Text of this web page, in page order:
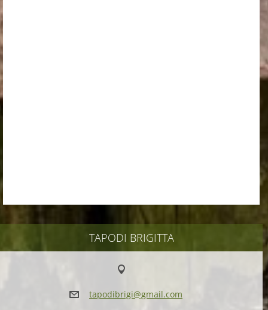
TAPODI BRIGITTA
tapodibrigi@gmail.com